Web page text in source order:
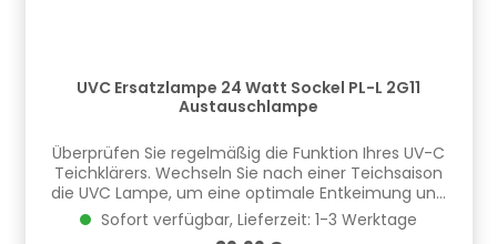
UVC Ersatzlampe 24 Watt Sockel PL-L 2G11
Austauschlampe
Überprüfen Sie regelmäßig die Funktion Ihres UV-C
Teichklärers. Wechseln Sie nach einer Teichsaison
die UVC Lampe, um eine optimale Entkeimung und
Algenreduzierung zu
gewährleisten!Produkteigenschaften: Markenqualität
Sofort verfügbar, Lieferzeit: 1-3 Werktage